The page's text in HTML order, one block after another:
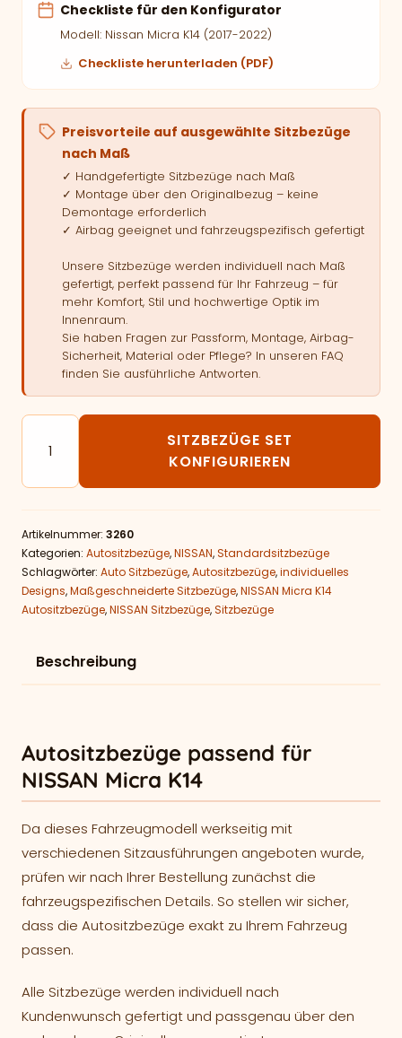
Checkliste für den Konfigurator
Modell: Nissan Micra K14 (2017-2022)
Checkliste herunterladen (PDF)
Preisvorteile auf ausgewählte Sitzbezüge
nach Maß
✓ Handgefertigte Sitzbezüge nach Maß
✓ Montage über den Originalbezug – keine
Demontage erforderlich
✓ Airbag geeignet und fahrzeugspezifisch gefertigt
Unsere Sitzbezüge werden individuell nach Maß
gefertigt, perfekt passend für Ihr Fahrzeug – für
mehr Komfort, Stil und hochwertige Optik im
Innenraum.
Sie haben Fragen zur Passform, Montage, Airbag-
Sicherheit, Material oder Pflege? In unseren FAQ
finden Sie ausführliche Antworten.
Autositzbezüge passend für NISSAN Micra K14 Menge
SITZBEZÜGE SET
KONFIGURIEREN
Artikelnummer: 3260
Kategorien: Autositzbezüge,NISSAN,Standardsitzbezüge
Schlagwörter: Auto Sitzbezüge,Autositzbezüge,individuelles
Designs,Maßgeschneiderte Sitzbezüge,NISSAN Micra K14
Autositzbezüge,NISSAN Sitzbezüge,Sitzbezüge
Beschreibung
Autositzbezüge passend für
NISSAN Micra K14
Da dieses Fahrzeugmodell werkseitig mit
verschiedenen Sitzausführungen angeboten wurde,
prüfen wir nach Ihrer Bestellung zunächst die
fahrzeugspezifischen Details. So stellen wir sicher,
dass die Autositzbezüge exakt zu Ihrem Fahrzeug
passen.
Alle Sitzbezüge werden individuell nach
Kundenwunsch gefertigt und passgenau über den